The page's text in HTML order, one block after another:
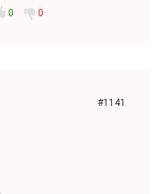
0 0
#1141